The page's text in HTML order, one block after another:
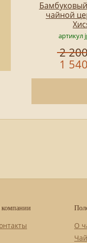
чайной
артикул
2
1
О